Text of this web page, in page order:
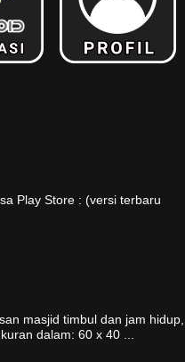
Play Store : (versi terbaru
masjid timbul dan jam hidup,
dalam: 60 x 40 ...